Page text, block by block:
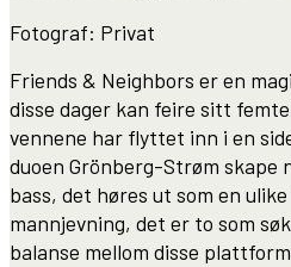
Fotograf: Privat
Friends & Neighbors er en
disse dager kan feire sitt
vennene har flyttet inn i en
duoen Grönberg-Strøm skape
bass, det høres ut som en
mannjevning, det er to som
balanse mellom disse